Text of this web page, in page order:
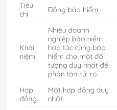
Tiêu
chí
Đồng bảo hiểm
Khái
niệm
Nhiều doanh
nghiệp bảo hiểm
hợp tác cùng bảo
hiểm cho một đối
tượng duy nhất để
phân tán rủi ro.
Hợp
đồng
Một hợp đồng duy
nhất